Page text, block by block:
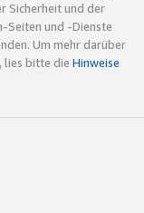
Sicherheit und der
Seiten und -Dienste
Um mehr darüber
lies bitte die Hinweise